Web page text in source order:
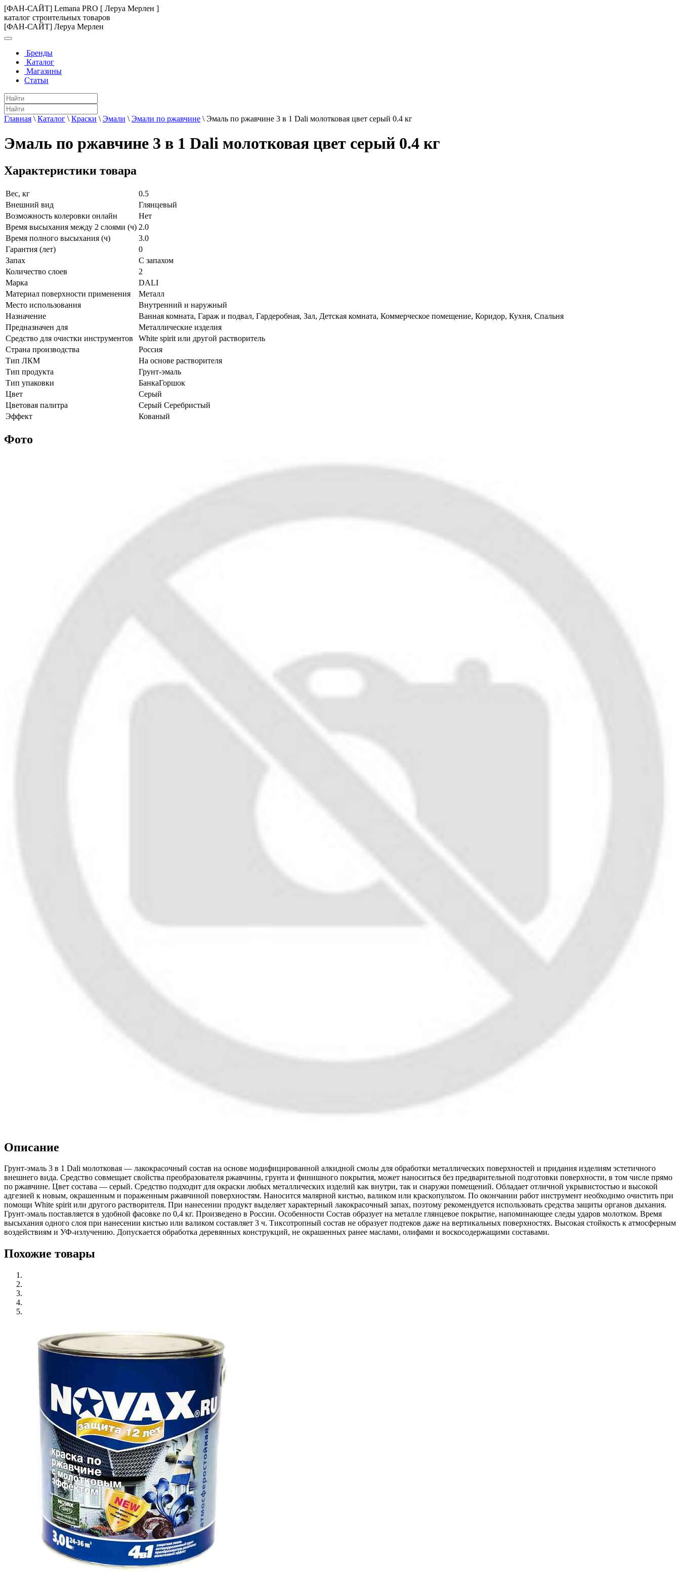
[ФАН-САЙТ] Lemana PRO [ Леруа Мерлен ]
каталог строительных товаров
[ФАН-САЙТ] Леруа Мерлен
Бренды
Каталог
Магазины
Статьи
Главная \ Каталог \ Краски \ Эмали \ Эмали по ржавчине \ Эмаль по ржавчине 3 в 1 Dali молотковая цвет серый 0.4 кг
Эмаль по ржавчине 3 в 1 Dali молотковая цвет серый 0.4 кг
Характеристики товара
Вес, кг
0.5
Внешний вид
Глянцевый
Возможность колеровки онлайн
Нет
Время высыхания между 2 слоями (ч) 2.0
Время полного высыхания (ч)
3.0
Гарантия (лет)
0
Запах
С запахом
Количество слоев
2
Марка
DALI
Материал поверхности применения
Металл
Место использования
Внутренний и наружный
Назначение
Ванная комната, Гараж и подвал, Гардеробная, Зал, Детская комната, Коммерческое помещение, Коридор, Кухня, Спальня
Предназначен для
Металлические изделия
Средство для очистки инструментов
White spirit или другой растворитель
Страна производства
Россия
Тип ЛКМ
На основе растворителя
Тип продукта
Грунт-эмаль
Тип упаковки
БанкаГоршок
Цвет
Серый
Цветовая палитра
Серый Серебристый
Эффект
Кованый
Фото
Описание
Грунт-эмаль 3 в 1 Dali молотковая — лакокрасочный состав на основе модифицированной алкидной смолы для обработки металлических поверхностей и придания изделиям эстетичного
внешнего вида. Средство совмещает свойства преобразователя ржавчины, грунта и финишного покрытия, может наноситься без предварительной подготовки поверхности, в том числе прямо
по ржавчине. Цвет состава — серый. Средство подходит для окраски любых металлических изделий как внутри, так и снаружи помещений. Обладает отличной укрывистостью и высокой
адгезией к новым, окрашенным и пораженным ржавчиной поверхностям. Наносится малярной кистью, валиком или краскопультом. По окончании работ инструмент необходимо очистить при
помощи White spirit или другого растворителя. При нанесении продукт выделяет характерный лакокрасочный запах, поэтому рекомендуется использовать средства защиты органов дыхания.
Грунт-эмаль поставляется в удобной фасовке по 0,4 кг. Произведено в России. Особенности Состав образует на металле глянцевое покрытие, напоминающее следы ударов молотком. Время
высыхания одного слоя при нанесении кистью или валиком составляет 3 ч. Тиксотропный состав не образует подтеков даже на вертикальных поверхностях. Высокая стойкость к атмосферным
воздействиям и УФ-излучению. Допускается обработка деревянных конструкций, не окрашенных ранее маслами, олифами и воскосодержащими составами.
Похожие товары